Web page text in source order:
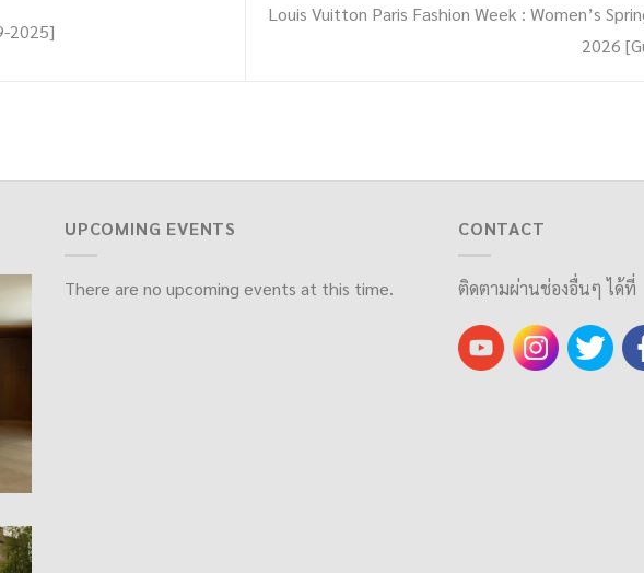
2025]
Louis Vuitton Paris Fashion Week : Women’s
2026
UPCOMING EVENTS
There are no upcoming events at this time.
CONTACT
ติดตามผ่านช่องอื่นๆ ได้ที่